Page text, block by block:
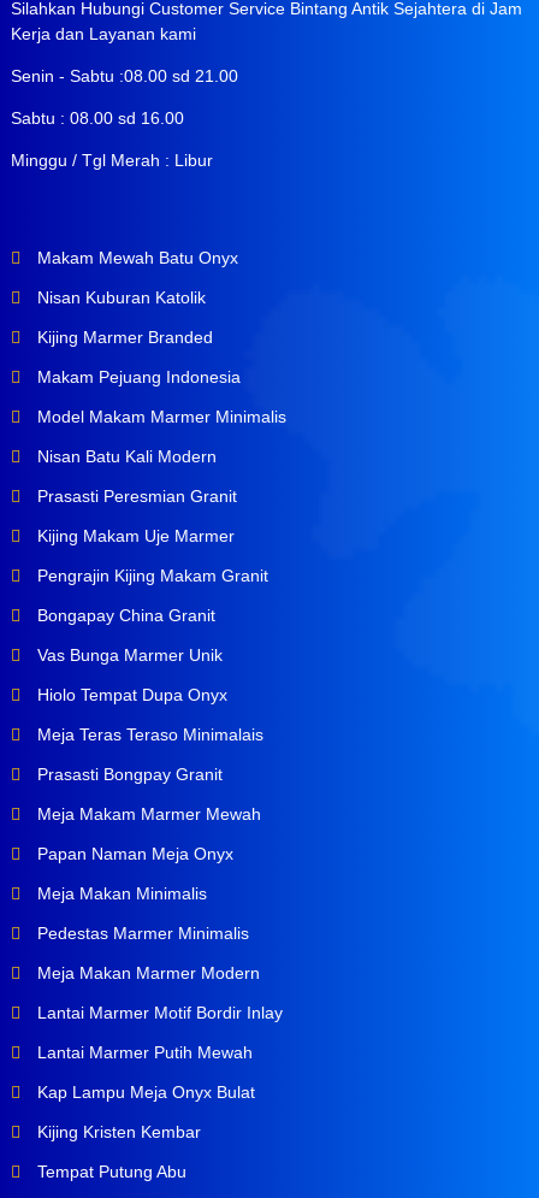
Silahkan Hubungi Customer Service Bintang Antik Sejahtera di Jam
Kerja dan Layanan kami
Senin - Sabtu :08.00 sd 21.00
Sabtu : 08.00 sd 16.00
Minggu / Tgl Merah : Libur
Makam Mewah Batu Onyx
Nisan Kuburan Katolik
Kijing Marmer Branded
Makam Pejuang Indonesia
Model Makam Marmer Minimalis
Nisan Batu Kali Modern
Prasasti Peresmian Granit
Kijing Makam Uje Marmer
Pengrajin Kijing Makam Granit
Bongapay China Granit
Vas Bunga Marmer Unik
Hiolo Tempat Dupa Onyx
Meja Teras Teraso Minimalais
Prasasti Bongpay Granit
Meja Makam Marmer Mewah
Papan Naman Meja Onyx
Meja Makan Minimalis
Pedestas Marmer Minimalis
Meja Makan Marmer Modern
Lantai Marmer Motif Bordir Inlay
Lantai Marmer Putih Mewah
Kap Lampu Meja Onyx Bulat
Kijing Kristen Kembar
Tempat Putung Abu